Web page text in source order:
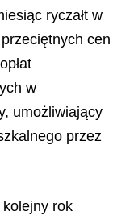
ryczałt w
cen
w
umożliwiający
przez
kolejny rok